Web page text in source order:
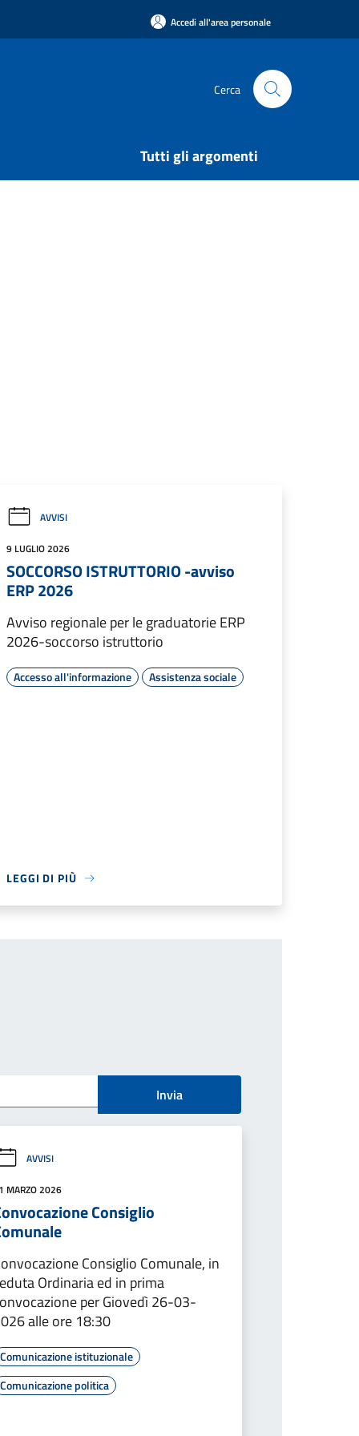
Accedi all'area personale
Cerca
Tutti gli argomenti
AVVISI
9 LUGLIO 2026
SOCCORSO ISTRUTTORIO -avviso
ERP 2026
Avviso regionale per le graduatorie ERP
2026-soccorso istruttorio
Accesso all'informazione Assistenza sociale
LEGGI DI PIÙ
Invia
AVVISI
MARZO 2026
Consiglio
Consiglio Comunale, in
Ordinaria ed in prima
per Giovedì 26-03-
alle ore 18:30
Comunicazione istituzionale
Comunicazione politica